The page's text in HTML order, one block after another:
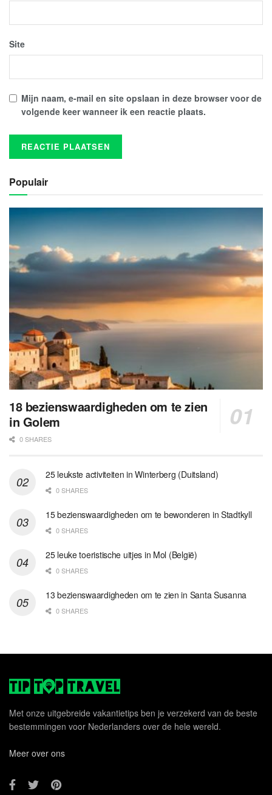
Site
Mijn naam, e-mail en site opslaan in deze browser voor de
volgende keer wanneer ik een reactie plaats.
Populair
18 bezienswaardigheden om te zien
in Golem
0 SHARES
25 leukste activiteiten in Winterberg (Duitsland)
0 SHARES
15 bezienswaardigheden om te bewonderen in Stadtkyll
0 SHARES
25 leuke toeristische uitjes in Mol (België)
0 SHARES
13 bezienswaardigheden om te zien in Santa Susanna
0 SHARES
Met onze uitgebreide vakantietips ben je verzekerd van de beste
bestemmingen voor Nederlanders over de hele wereld.
Meer over ons